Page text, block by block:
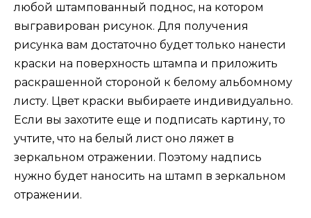
любой штампованный поднос, на котором
выгравирован рисунок. Для получения
рисунка вам достаточно будет только нанести
краски на поверхность штампа и приложить
раскрашенной стороной к белому альбомному
листу. Цвет краски выбираете индивидуально.
Если вы захотите еще и подписать картину, то
учтите, что на белый лист оно ляжет в
зеркальном отражении. Поэтому надпись
нужно будет наносить на штамп в зеркальном
отражении.